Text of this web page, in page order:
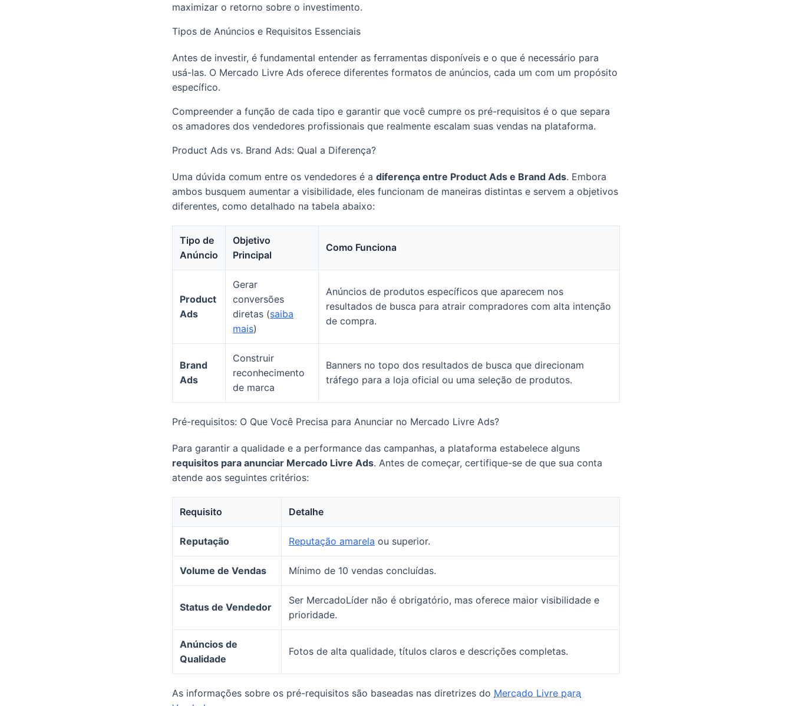
maximizar o retorno sobre o investimento.
Tipos de Anúncios e Requisitos Essenciais
Antes de investir, é fundamental entender as ferramentas disponíveis e o que é necessário para
usá-las. O Mercado Livre Ads oferece diferentes formatos de anúncios, cada um com um propósito
específico.
Compreender a função de cada tipo e garantir que você cumpre os pré-requisitos é o que separa
os amadores dos vendedores profissionais que realmente escalam suas vendas na plataforma.
Product Ads vs. Brand Ads: Qual a Diferença?
Uma dúvida comum entre os vendedores é a diferença entre Product Ads e Brand Ads. Embora
ambos busquem aumentar a visibilidade, eles funcionam de maneiras distintas e servem a objetivos
diferentes, como detalhado na tabela abaixo:
Tipo de
Anúncio
Objetivo
Principal
Como Funciona
Product
Ads
Gerar
conversões
diretas (saiba
mais)
Anúncios de produtos específicos que aparecem nos
resultados de busca para atrair compradores com alta intenção
de compra.
Brand
Ads
Construir
reconhecimento
de marca
Banners no topo dos resultados de busca que direcionam
tráfego para a loja oficial ou uma seleção de produtos.
Pré-requisitos: O Que Você Precisa para Anunciar no Mercado Livre Ads?
Para garantir a qualidade e a performance das campanhas, a plataforma estabelece alguns
requisitos para anunciar Mercado Livre Ads. Antes de começar, certifique-se de que sua conta
atende aos seguintes critérios:
Requisito Detalhe
Reputação Reputação amarela ou superior.
Volume de Vendas Mínimo de 10 vendas concluídas.
Status de Vendedor
Ser MercadoLíder não é obrigatório, mas oferece maior visibilidade e
prioridade.
Anúncios de
Qualidade
Fotos de alta qualidade, títulos claros e descrições completas.
As informações sobre os pré-requisitos são baseadas nas diretrizes do Mercado Livre para